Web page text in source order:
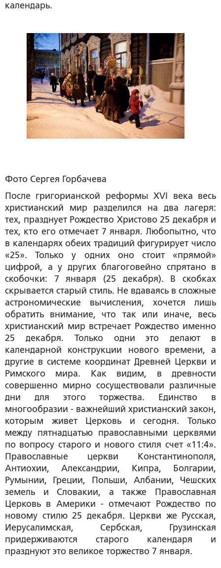
календарь.
Фото Сергея Горбачева
После григорианской реформы XVI века весь
христианский мир разделился на два лагеря:
тех, празднует Рождество Христово 25 декабря и
тех, кто его отмечает 7 января. Любопытно, что
в календарях обеих традиций фигурирует число
«25». Только у одних оно стоит «прямой»
цифрой, а у других благоговейно спрятано в
скобочки: 7 января (25 декабря). В скобках
скрывается старый стиль. Не вдаваясь в сложные
астрономические вычисления, хочется лишь
обратить внимание, что так или иначе, весь
христианский мир встречает Рождество именно
25 декабря. Только одни это делают в
календарной конструкции нового времени, а
другие в системе координат Древней Церкви и
Римского мира. Как видим, в древности
совершенно мирно сосуществовали различные
дни для этого торжества. Единство в
многообразии - важнейший христианский закон,
которым живет Церковь и сегодня. Только
между пятнадцатью православными церквями
по вопросу старого и нового стиля счет «11:4».
Православные церкви Константинополя,
Антиохии, Александрии, Кипра, Болгарии,
Румынии, Греции, Польши, Албании, Чешских
земель и Словакии, а также Православная
Церковь в Америки - отмечают Рождество по
новому стилю 25 декабря. Церкви же Русская,
Иерусалимская, Сербская, Грузинская
придерживаются старого календаря и
празднуют это великое торжество 7 января.